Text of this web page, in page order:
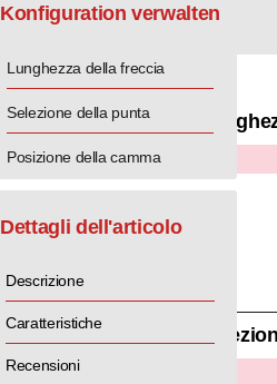
Konfiguration verwalten
Lunghezza della freccia
Selezione della punta
Posizione della camma
Dettagli dell'articolo
Descrizione
Caratteristiche
Recensioni